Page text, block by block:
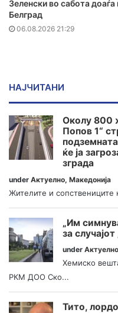
Зеленски во сабота доаѓа
Белград
06.08.2026 21:29
НАЈЧИТАНИ
Околу 800
Попов 1“
ќе ја
зграда
under Актуелно, Македонија
Жителите и сопствениците
„Им
за
under Актуелно
Хемиско
РКМ ДОО Ско...
Тито,